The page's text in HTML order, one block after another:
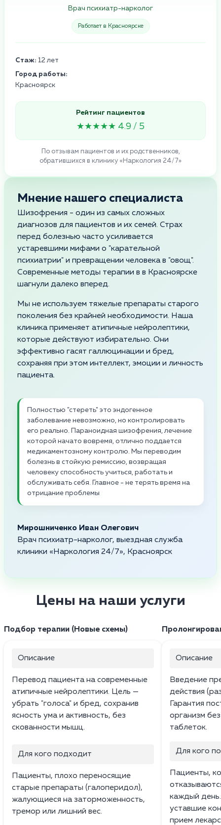
Врач психиатр-нарколог
Работает в Красноярске
Стаж: 12 лет
Город работы:
Красноярск
Рейтинг пациентов
★★★★★ 4.9 / 5
По отзывам пациентов и их родственников,
обратившихся в клинику «Наркология 24/7»
Мнение нашего специалиста
Шизофрения - один из самых сложных
диагнозов для пациентов и их семей. Страх
перед болезнью часто усиливается
устаревшими мифами о "карательной
психиатрии" и превращении человека в "овощ".
Современные методы терапии в в Красноярске
шагнули далеко вперед.
Мы не используем тяжелые препараты старого
поколения без крайней необходимости. Наша
клиника применяет атипичные нейролептики,
которые действуют избирательно. Они
эффективно гасят галлюцинации и бред,
сохраняя при этом интеллект, эмоции и личность
пациента.
Полностью "стереть" это эндогенное
заболевание невозможно, но контролировать
его реально. Параноидная шизофрения, лечение
которой начато вовремя, отлично поддается
медикаментозному контролю. Мы переводим
болезнь в стойкую ремиссию, возвращая
человеку способность учиться, работать и
обслуживать себя. Главное - не терять время на
отрицание проблемы
Мирошниченко Иван Олегович
Врач психиатр-нарколог, выездная служба
клиники «Наркология 24/7», Красноярск
Цены на наши услуги
Подбор терапии (Новые схемы)
Описание
Перевод пациента на современные
атипичные нейролептики. Цель —
убрать "голоса" и бред, сохранив
ясность ума и активность, без
скованности мышц.
Для кого подходит
Пациенты, плохо переносящие
старые препараты (галоперидол),
жалующиеся на заторможенность,
тремор или лишний вес.
Описание
Введение
действия
Гарантия
организм
таблеток.
Для кого
Пациенты,
каждый
уставшие
прием